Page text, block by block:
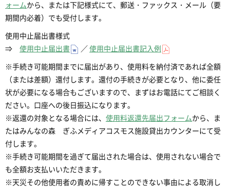
ォームから、または下記様式にて、郵送・ファックス・メール（要
期間内必着）でも受付します。
使用中止届出書様式
⇒ 使用中止届出書 ／使用中止届出書記入例
※手続き可能期間までに届出があり、使用料を納付済であれば全額
（または差額）還付します。還付の手続きが必要となり、他に委任
状が必要になる場合もございますので、まずはお電話にてご相談く
ださい。口座への後日振込になります。
※返還の対象となる場合には、 使用料返還先届出フォームから、ま
たはみんなの森 ぎふメディアコスモス施設貸出カウンターにて受
付します。
※手続き可能期間を過ぎて届出された場合は、使用されない場合で
も全額お支払いいただきます。
※天災その他使用者の責めに帰すことのできない事由による取消し